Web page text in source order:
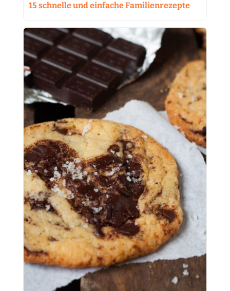
15 schnelle und einfache Familienrezepte